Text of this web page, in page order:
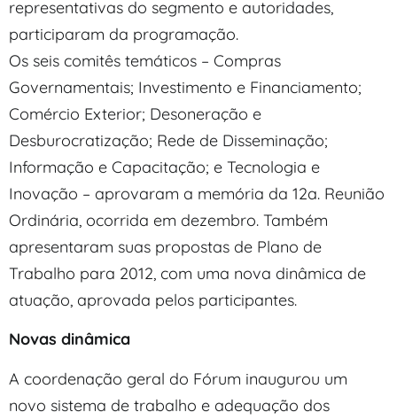
representativas do segmento e autoridades,
participaram da programação.
Os seis comitês temáticos – Compras
Governamentais; Investimento e Financiamento;
Comércio Exterior; Desoneração e
Desburocratização; Rede de Disseminação;
Informação e Capacitação; e Tecnologia e
Inovação – aprovaram a memória da 12a. Reunião
Ordinária, ocorrida em dezembro. Também
apresentaram suas propostas de Plano de
Trabalho para 2012, com uma nova dinâmica de
atuação, aprovada pelos participantes.
Novas dinâmica
A coordenação geral do Fórum inaugurou um
novo sistema de trabalho e adequação dos